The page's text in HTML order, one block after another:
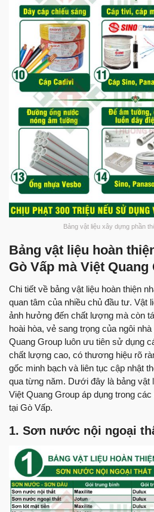
Bảng vật liệu xây dựng phần
Bảng vật liệu hoàn
Gò Vấp mà Việt
Chi tiết về bảng vật liệu hoàn thiện
quan tâm của nhiều chủ đầu tư. Vật
ảnh hưởng đến chất lượng mà còn
hoài hòa, vẻ sang trọng của ngôi
Quang Group luôn ưu tiên sử dụng
chất lượng cao, có thương hiệu rõ
gốc minh bạch và liên tục cập nhật
qua từng năm. Dưới đây là bảng vật
Việt Quang Group áp dụng trong
tại Gò Vấp.
1. Sơn nước nội ngoại